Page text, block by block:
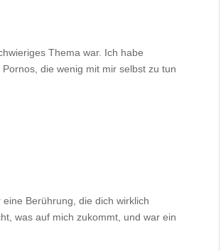
Thema war. Ich habe
die wenig mit mir selbst zu tun
Berührung, die dich wirklich
was auf mich zukommt, und war ein